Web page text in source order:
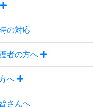
の対応
者の方へ
へ
さんへ